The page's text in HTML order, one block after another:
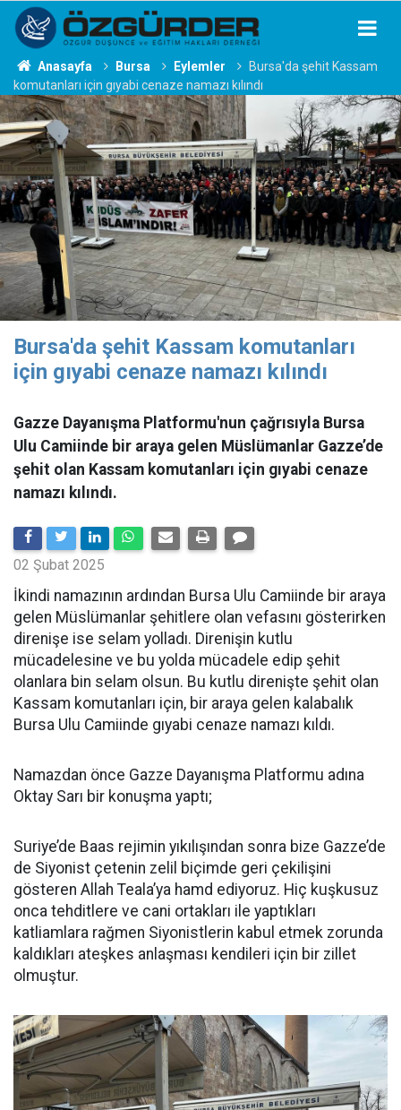
Anasayfa Bursa Eylemler
Bursa'da şehit Kassam
komutanları için gıyabi cenaze namazı kılındı
Bursa'da şehit Kassam komutanları
için gıyabi cenaze namazı kılındı
​​​​​​​Gazze Dayanışma Platformu'nun çağrısıyla Bursa
Ulu Camiinde bir araya gelen Müslümanlar Gazze’de
şehit olan Kassam komutanları için gıyabi cenaze
namazı kılındı.
02 Şubat 2025
İkindi namazının ardından Bursa Ulu Camiinde bir araya
gelen Müslümanlar şehitlere olan vefasını gösterirken
direnişe ise selam yolladı. Direnişin kutlu
mücadelesine ve bu yolda mücadele edip şehit
olanlara bin selam olsun. Bu kutlu direnişte şehit olan
Kassam komutanları için, bir araya gelen kalabalık
Bursa Ulu Camiinde gıyabi cenaze namazı kıldı.
Namazdan önce Gazze Dayanışma Platformu adına
Oktay Sarı bir konuşma yaptı;
Suriye’de Baas rejimin yıkılışından sonra bize Gazze’de
de Siyonist çetenin zelil biçimde geri çekilişini
gösteren Allah Teala’ya hamd ediyoruz. Hiç kuşkusuz
onca tehditlere ve cani ortakları ile yaptıkları
katliamlara rağmen Siyonistlerin kabul etmek zorunda
kaldıkları ateşkes anlaşması kendileri için bir zillet
olmuştur.